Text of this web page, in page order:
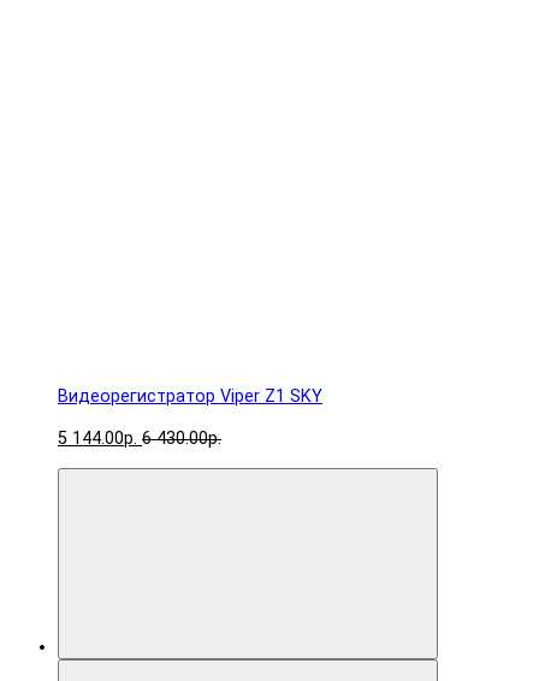
Видеорегистратор Viper Z1 SKY
5 144.00р. 6 430.00р.